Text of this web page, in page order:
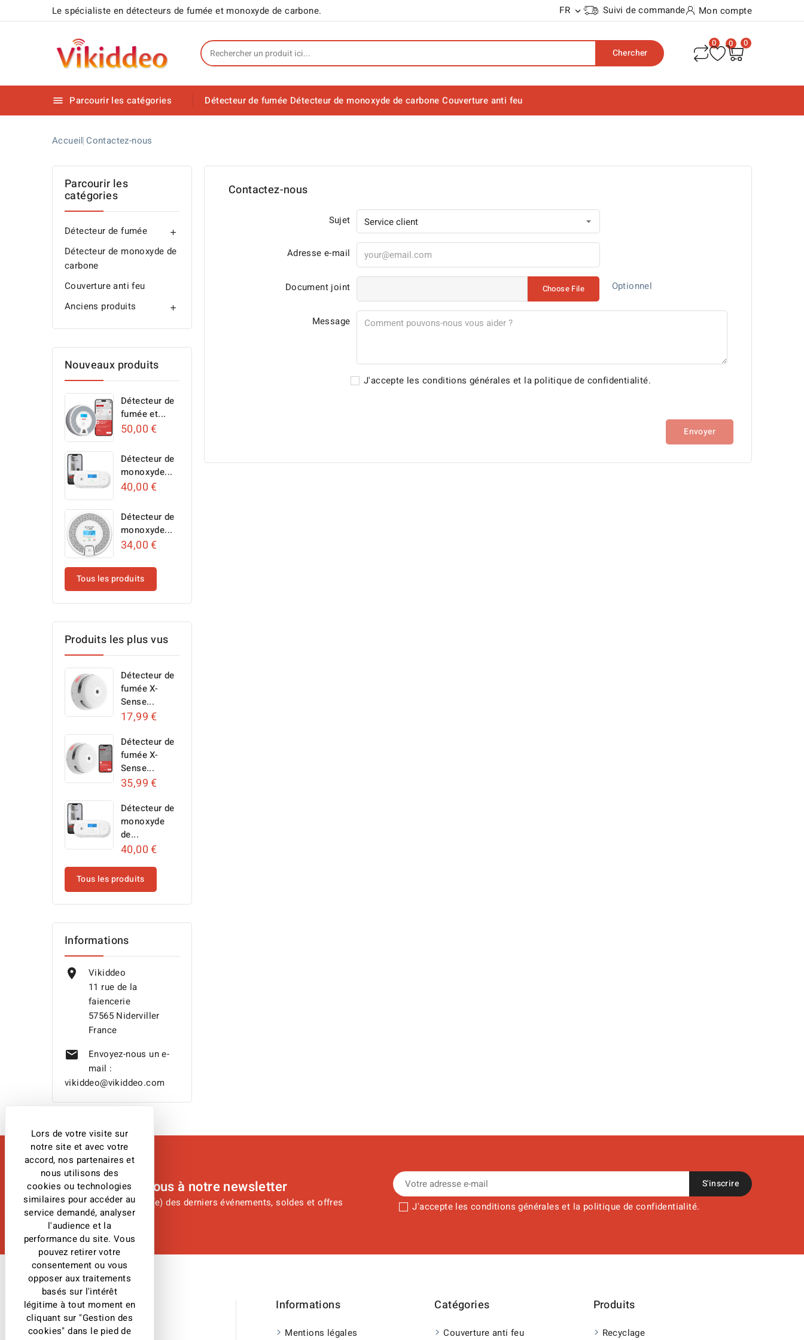
Le spécialiste en détecteurs de fumée et monoxyde de carbone. FR  Suivi de commande Mon compte
Chercher
0 0 0
 Parcourir les catégories Détecteur de fumée Détecteur de monoxyde de carbone Couverture anti feu
Accueil Contactez-nous
Parcourir les
catégories
Détecteur de fumée 
Détecteur de monoxyde de
carbone
Couverture anti feu
Anciens produits

Nouveaux produits
Détecteur de
fumée et...
50,00 €
Détecteur de
monoxyde...
40,00 €
Détecteur de
monoxyde...
34,00 €
Tous les produits
Produits les plus vus
Détecteur de
fumée X-
Sense...
17,99 €
Détecteur de
fumée X-
Sense...
35,99 €
Détecteur de
monoxyde
de...
40,00 €
Tous les produits
Informations

Vikiddeo
11 rue de la
faiencerie
57565 Niderviller
France

Envoyez-nous un e-
mail :
vikiddeo@vikiddeo.com
Contactez-nous
Sujet
Adresse e-mail
Document joint Choose File Optionnel
Message
J'accepte les conditions générales et la politique de confidentialité.
Abonnez-vous à notre newsletter
Restez informé(e) des derniers événements, soldes et offres J'accepte les conditions générales et la politique de confidentialité.
Contactez-Nous
Vikiddeo
Informations
Mentions légales
Catégories
Couverture anti feu
Produits
Recyclage
Panneau de gestion des cookies
Lors de votre visite sur
notre site et avec votre
accord, nos partenaires et
nous utilisons des
cookies ou technologies
similaires pour accéder au
service demandé, analyser
l'audience et la
performance du site. Vous
pouvez retirer votre
consentement ou vous
opposer aux traitements
basés sur l'intérêt
légitime à tout moment en
cliquant sur "Gestion des
cookies" dans le pied de